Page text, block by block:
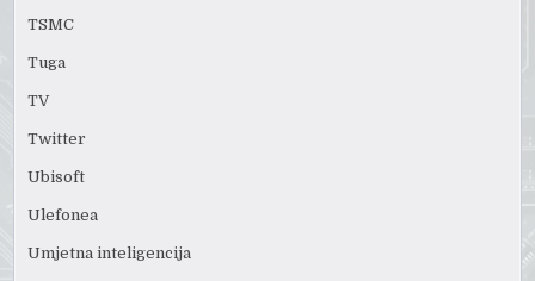
TSMC
Tuga
TV
Twitter
Ubisoft
Ulefonea
Umjetna inteligencija